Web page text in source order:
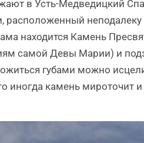
в Усть-Медведицкий
расположенный
находится Камень
самой Девы Марии) и
губами можно
иногда камень мироточит